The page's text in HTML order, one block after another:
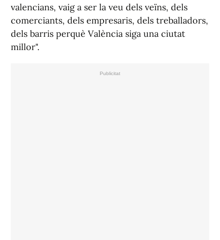
valencians, vaig a ser la veu dels veïns, dels
comerciants, dels empresaris, dels treballadors,
dels barris perquè València siga una ciutat
millor".